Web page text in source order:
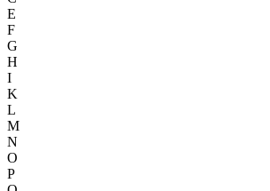
E
F
G
H
I
K
L
M
N
O
P